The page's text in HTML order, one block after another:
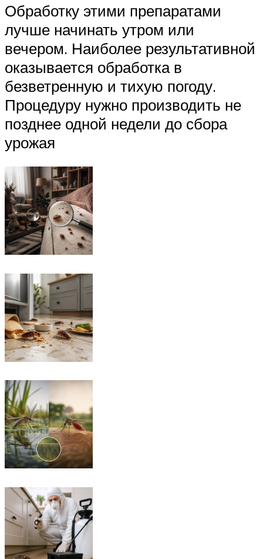
Обработку этими препаратами
лучше начинать утром или
вечером. Наиболее результативной
оказывается обработка в
безветренную и тихую погоду.
Процедуру нужно производить не
позднее одной недели до сбора
урожая